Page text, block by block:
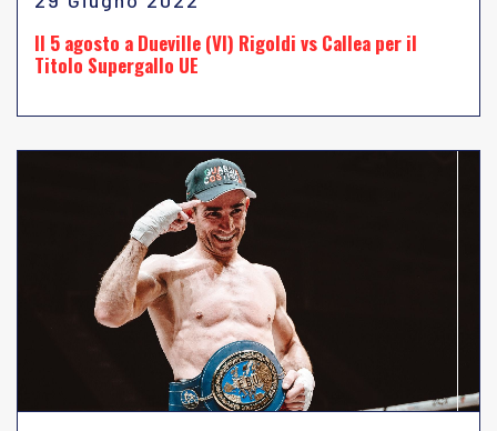
Il 5 agosto a Dueville (VI) Rigoldi vs Callea per il
Titolo Supergallo UE